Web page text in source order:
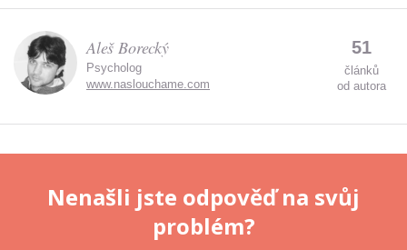
Aleš Borecký
Psycholog
www.naslouchame.com
51
článků
od autora
Nenašli jste odpověď na svůj
problém?